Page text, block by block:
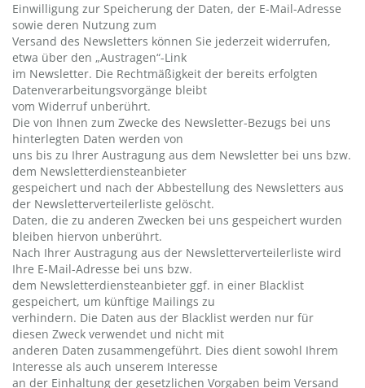
Einwilligung zur Speicherung der Daten, der E-Mail-Adresse
sowie deren Nutzung zum
Versand des Newsletters können Sie jederzeit widerrufen,
etwa über den „Austragen“-Link
im Newsletter. Die Rechtmäßigkeit der bereits erfolgten
Datenverarbeitungsvorgänge bleibt
vom Widerruf unberührt.
Die von Ihnen zum Zwecke des Newsletter-Bezugs bei uns
hinterlegten Daten werden von
uns bis zu Ihrer Austragung aus dem Newsletter bei uns bzw.
dem Newsletterdiensteanbieter
gespeichert und nach der Abbestellung des Newsletters aus
der Newsletterverteilerliste gelöscht.
Daten, die zu anderen Zwecken bei uns gespeichert wurden
bleiben hiervon unberührt.
Nach Ihrer Austragung aus der Newsletterverteilerliste wird
Ihre E-Mail-Adresse bei uns bzw.
dem Newsletterdiensteanbieter ggf. in einer Blacklist
gespeichert, um künftige Mailings zu
verhindern. Die Daten aus der Blacklist werden nur für
diesen Zweck verwendet und nicht mit
anderen Daten zusammengeführt. Dies dient sowohl Ihrem
Interesse als auch unserem Interesse
an der Einhaltung der gesetzlichen Vorgaben beim Versand